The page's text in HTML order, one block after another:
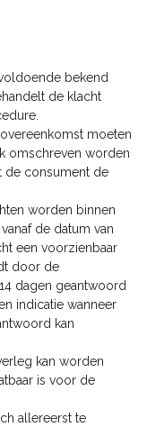
bekend
de klacht
moeten
omschreven worden
de consument de
worden binnen
de datum van
een voorzienbaar
door de
dagen geantwoord
indicatie wanneer
kan
kan worden
is voor de
allereerst te